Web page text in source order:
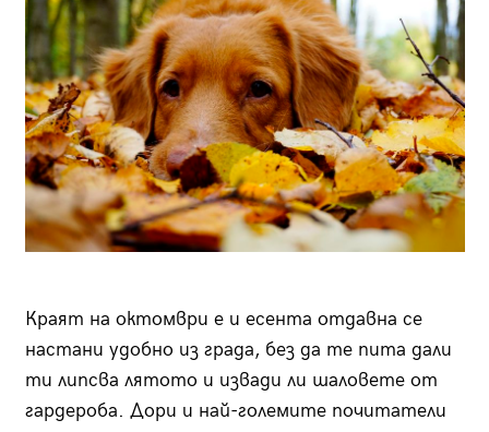
Краят на октомври е и есента отдавна се
настани удобно из града, без да те пита дали
ти липсва лятото и извади ли шаловете от
гардероба. Дори и най-големите почитатели